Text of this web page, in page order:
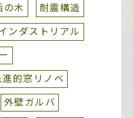
の木
耐震構造
ンダストリアル
進的窓リノベ
外壁ガルバ